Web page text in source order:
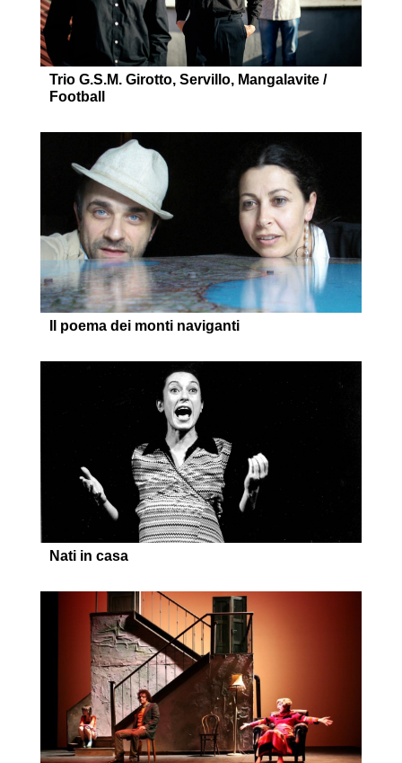
Trio G.S.M. Girotto, Servillo, Mangalavite /
Football
Il poema dei monti naviganti
Nati in casa